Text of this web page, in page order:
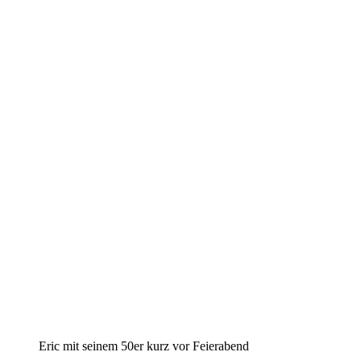
Eric mit sei­nem 50er kurz vor Feierabend